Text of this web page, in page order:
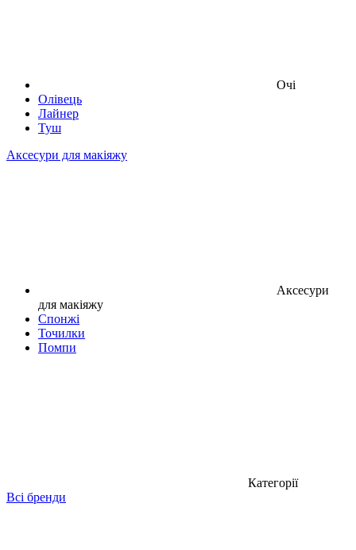
Очі
Олівець
Лайнер
Туш
Аксесури для макіяжу
Аксесури
для макіяжу
Спонжі
Точилки
Помпи
Категорії
Всі бренди